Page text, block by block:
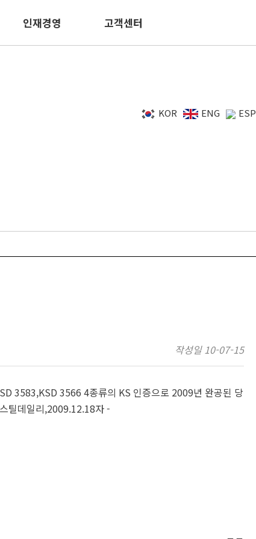
인재경영 고객센터
KOR ENG ESP
작성일10-07-15
3583,KSD 3566 4종류의 KS 인증으로 2009년 완공된 당
틸데일리,2009.12.18자 -